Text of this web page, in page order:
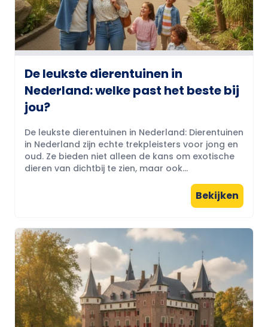
De leukste dierentuinen in
Nederland: welke past het beste bij
jou?
De leukste dierentuinen in Nederland: Dierentuinen
in Nederland zijn echte trekpleisters voor jong en
oud. Ze bieden niet alleen de kans om exotische
dieren van dichtbij te zien, maar ook...
Bekijken